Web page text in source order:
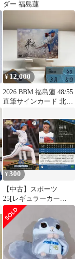
ダー 福島蓮
¥12,000
2026 BBM 福島蓮 48/55
直筆サインカード 北海
ズ カード
¥300
【中古】スポーツ
25[レギュラーカー
ド]：福島蓮